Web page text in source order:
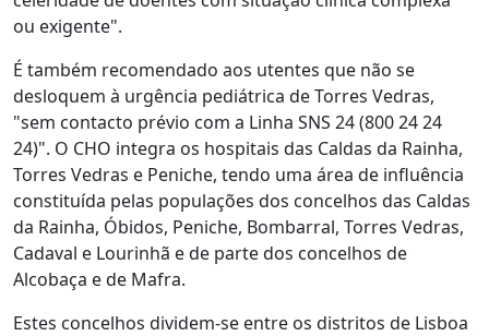
ou exigente".
É também recomendado aos utentes que não se
desloquem à urgência pediátrica de Torres Vedras,
"sem contacto prévio com a Linha SNS 24 (800 24 24
24)". O CHO integra os hospitais das Caldas da Rainha,
Torres Vedras e Peniche, tendo uma área de influência
constituída pelas populações dos concelhos das Caldas
da Rainha, Óbidos, Peniche, Bombarral, Torres Vedras,
Cadaval e Lourinhã e de parte dos concelhos de
Alcobaça e de Mafra.
Estes concelhos dividem-se entre os distritos de Lisboa